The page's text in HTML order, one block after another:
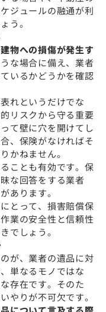
ジュールの融通が利
う。
物への損傷が発生す
な場合に備え、業者
いるかどうかを確認
れというだけでな
リスクから守る重要
て壁に穴を開けてし
、保険がなければそ
かねません。
ことも有効です。保
な回答をする業者
あります。
とって、損害賠償保
業の安全性と信頼性
でしょう。
が、業者の遺品に対
単なるモノではな
存在です。そのた
やりが不可欠です。